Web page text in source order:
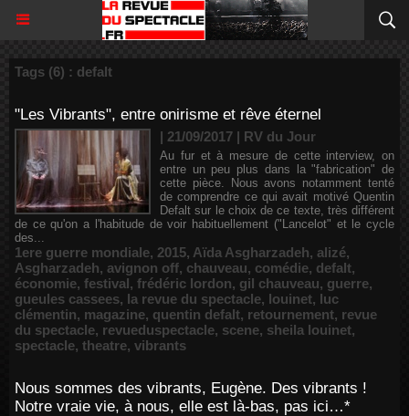
Tags (6) : defalt
"Les Vibrants", entre onirisme et rêve éternel
| 21/09/2017 | RV du Jour
Au fur et à mesure de cette interview, on
entre un peu plus dans la "fabrication" de
cette pièce. Nous avons notamment tenté
de comprendre ce qui avait motivé Quentin
Defalt sur le choix de ce texte, très différent
de ce qu'on a l'habitude de voir habituellement ("Lancelot" et le cycle
des...
1ere guerre mondiale, 2015, Aïda Asgharzadeh, alizé,
Asgharzadeh, avignon off, chauveau, comédie, defalt,
économie, festival, frédéric lordon, gil chauveau, guerre,
gueules cassees, la revue du spectacle, louinet, luc
clémentin, magazine, quentin defalt, retournement, revue
du spectacle, revueduspectacle, scene, sheila louinet,
spectacle, theatre, vibrants
Nous sommes des vibrants, Eugène. Des vibrants !
Notre vraie vie, à nous, elle est là-bas, pas ici…*